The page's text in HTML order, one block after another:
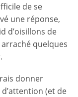
de se
une réponse,
d’oisillons de
arraché quelques
donner
(et de